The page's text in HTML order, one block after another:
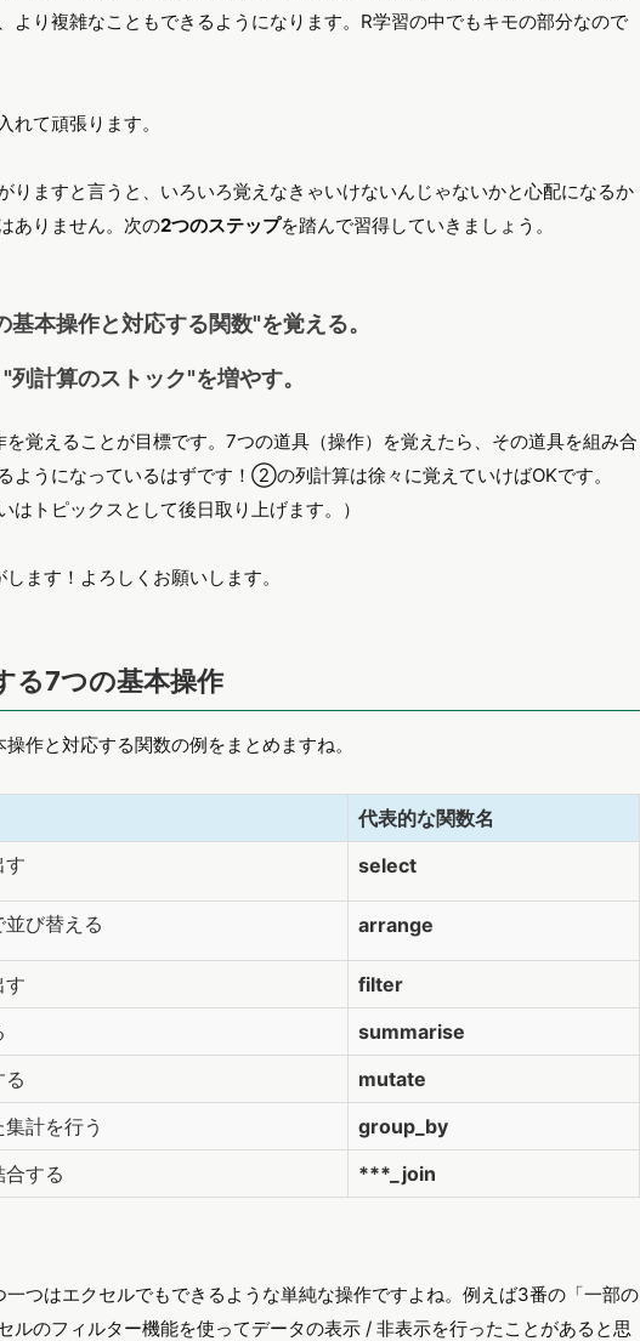
より複雑なこともできるようになります。R学習の中でもキモの部分なので
れて頑張ります。
りますと言うと、いろいろ覚えなきゃいけないんじゃないかと心配になるか
ありません。次の2つのステップを踏んで習得していきましょう。
本操作と対応する関数"を覚える。
計算のストック"を増やす。
を覚えることが目標です。7つの道具（操作）を覚えたら、その道具を組み合
ようになっているはずです！②の列計算は徐々に覚えていけばOKです。
はトピックスとして後日取り上げます。）
ます！よろしくお願いします。
る7つの基本操作
作と対応する関数の例をまとめますね。
代表的な関数名
す select
び替える arrange
す
filter
summarise
mutate
計を行う
group_by
する ***_join
一つはエクセルでもできるような単純な操作ですよね。例えば3番の「一部の
ルのフィルター機能を使ってデータの表示 / 非表示を行ったことがあると思